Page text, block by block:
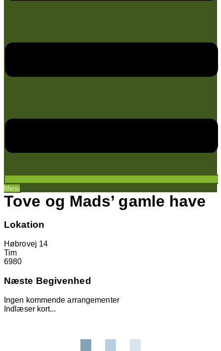
Menu
Tove og Mads’ gamle have
Lokation
Høbrovej 14
Tim
6980
Næste Begivenhed
Ingen kommende arrangementer
Indlæser kort...